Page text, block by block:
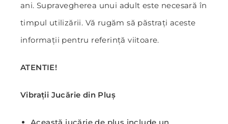
ani. Supravegherea unui adult este necesară în
timpul utilizării. Vă rugăm să păstrați aceste
informații pentru referință viitoare.
ATENTIE!
Vibrații Jucărie din Pluș